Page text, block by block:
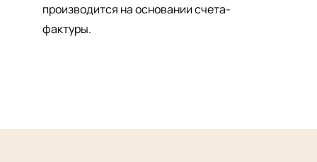
производится на основании счета-
фактуры.